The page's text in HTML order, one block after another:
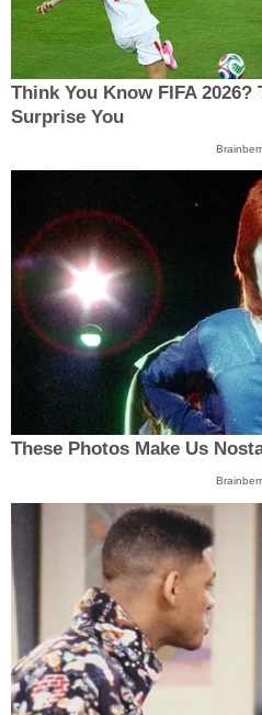
Think You Know FIFA 2026?
Surprise You
These Photos Make Us